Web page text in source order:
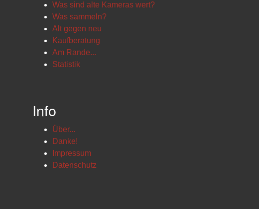
Was sind alte Kameras wert?
Was sammeln?
Alt gegen neu
Kaufberatung
Am Rande...
Statistik
Info
Über...
Danke!
Impressum
Datenschutz